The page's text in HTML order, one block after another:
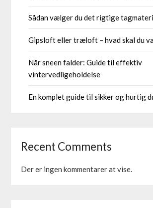
Sådan vælger du det rigtige
Gipsloft eller træloft – hvad skal du
Når sneen falder: Guide til effektiv
vintervedligeholdelse
En komplet guide til sikker og hurtig
Recent Comments
Der er ingen kommentarer at vise.